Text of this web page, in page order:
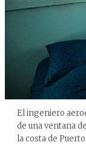
El ingeniero
de una ventana
la costa de